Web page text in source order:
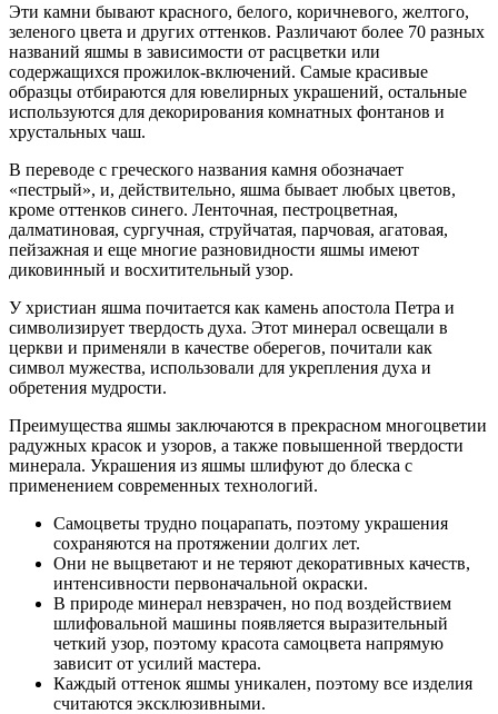
Эти камни бывают красного, белого, коричневого, желтого,
зеленого цвета и других оттенков. Различают более 70 разных
названий яшмы в зависимости от расцветки или
содержащихся прожилок-включений. Самые красивые
образцы отбираются для ювелирных украшений, остальные
используются для декорирования комнатных фонтанов и
хрустальных чаш.
В переводе с греческого названия камня обозначает
«пестрый», и, действительно, яшма бывает любых цветов,
кроме оттенков синего. Ленточная, пестроцветная,
далматиновая, сургучная, струйчатая, парчовая, агатовая,
пейзажная и еще многие разновидности яшмы имеют
диковинный и восхитительный узор.
У христиан яшма почитается как камень апостола Петра и
символизирует твердость духа. Этот минерал освещали в
церкви и применяли в качестве оберегов, почитали как
символ мужества, использовали для укрепления духа и
обретения мудрости.
Преимущества яшмы заключаются в прекрасном многоцветии
радужных красок и узоров, а также повышенной твердости
минерала. Украшения из яшмы шлифуют до блеска с
применением современных технологий.
Самоцветы трудно поцарапать, поэтому украшения
сохраняются на протяжении долгих лет.
Они не выцветают и не теряют декоративных качеств,
интенсивности первоначальной окраски.
В природе минерал невзрачен, но под воздействием
шлифовальной машины появляется выразительный
четкий узор, поэтому красота самоцвета напрямую
зависит от усилий мастера.
Каждый оттенок яшмы уникален, поэтому все изделия
считаются эксклюзивными.